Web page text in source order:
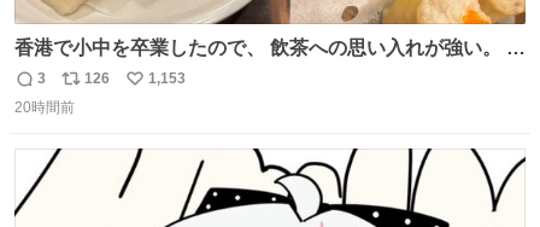
香港で小中を卒業したので、 飲茶への思い入れが強い。 常
に現地の味を探している。 横浜中華街まで行き、店を厳選
すれば流石に出会えるけど、もっと近場で気軽に行ける店
たけど、 総合的には満足。
返
信
3
リ
ポ
126
い
数
1,153
20時間前